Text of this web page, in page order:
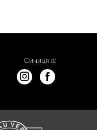
Синиця в: